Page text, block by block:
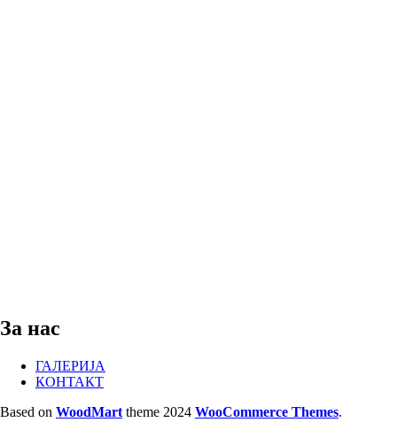
За нас
ГАЛЕРИЈА
КОНТАКТ
Based on WoodMart theme 2024 WooCommerce Themes.